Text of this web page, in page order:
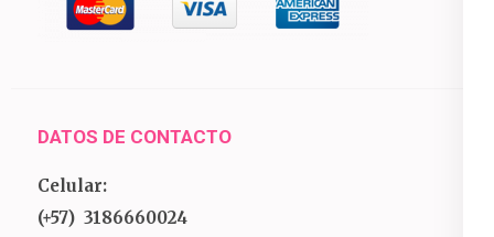
DATOS DE CONTACTO
Celular:
(+57) 3186660024